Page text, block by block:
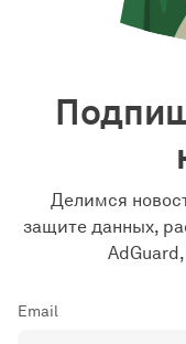
Делимся
защите данных,
Email